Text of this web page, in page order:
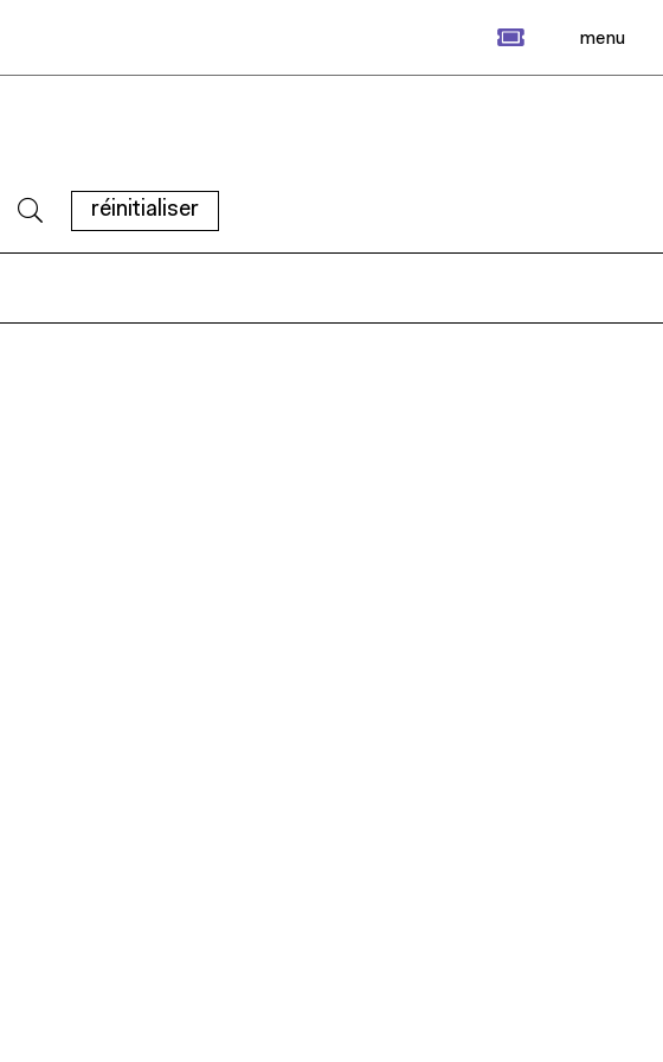
menu
réinitialiser